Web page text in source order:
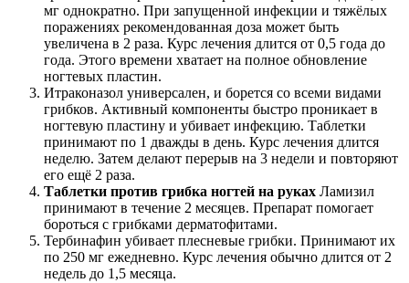
мг однократно. При запущенной инфекции и тяжёлых
поражениях рекомендованная доза может быть
увеличена в 2 раза. Курс лечения длится от 0,5 года до
года. Этого времени хватает на полное обновление
ногтевых пластин.
Итраконазол универсален, и борется со всеми видами
грибков. Активный компоненты быстро проникает в
ногтевую пластину и убивает инфекцию. Таблетки
принимают по 1 дважды в день. Курс лечения длится
неделю. Затем делают перерыв на 3 недели и повторяют
его ещё 2 раза.
Таблетки против грибка ногтей на руках Ламизил
принимают в течение 2 месяцев. Препарат помогает
бороться с грибками дерматофитами.
Тербинафин убивает плесневые грибки. Принимают их
по 250 мг ежедневно. Курс лечения обычно длится от 2
недель до 1,5 месяца.